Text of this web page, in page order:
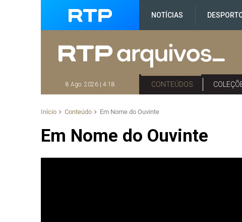
NOTÍCIAS
8 Ago. 2026 | 4:18 CONTEÚDOS
Início Conteúdo Em Nome do Ouvinte
Em Nome do Ouvinte